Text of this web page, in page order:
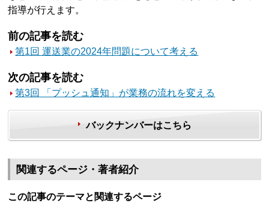
指導が行えます。
前の記事を読む
第1回 運送業の2024年問題について考える
次の記事を読む
第3回 「プッシュ通知」が業務の流れを変える
バックナンバーはこちら
関連するページ・著者紹介
この記事のテーマと関連するページ